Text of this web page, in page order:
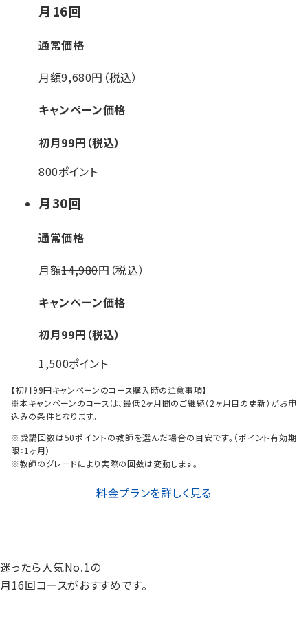
月 16回
通常価格
月額9,680円（税込）
キャンペーン価格
初月99円（税込）
800ポイント
月30回
通常価格
月額14,980円（税込）
キャンペーン価格
初月99円（税込）
1,500ポイント
【初月99円キャンペーンのコース購入時の注意事項】
※本キャンペーンのコースは、最低2ヶ月間のご継続（2ヶ月目の更新）がお申
込みの条件となります。
※受講回数は50ポイントの教師を選んだ場合の目安です。（ポイント有効期
限：1ヶ月）
※教師のグレードにより実際の回数は変動します。
料金プランを詳しく見る
迷ったら人気No.1の
月16回コースがおすすめです。